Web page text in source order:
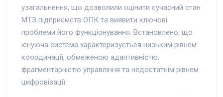
узагальнення, що дозволили оцінити сучасний стан
МТЗ підприємств ОПК та виявити ключові
проблеми його функціонування. Встановлено, що
існуюча система характеризується низьким рівнем
координації, обмеженою адаптивністю,
фрагментарністю управління та недостатнім рівнем
цифровізації.